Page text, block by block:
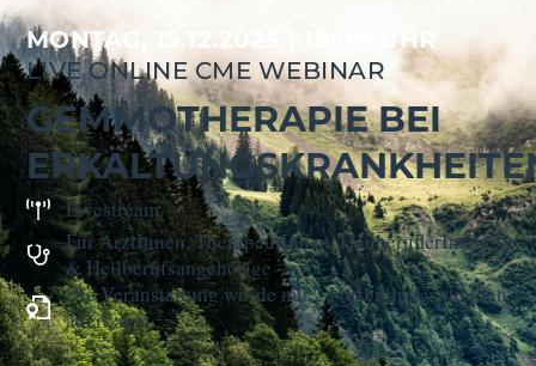
MONTAG, 15.12.2025 | 19:00 UHR
LIVE ONLINE CME WEBINAR
GEMMOTHERAPIE BEI
Livestream
Für ÄrztInnen, TherapeutInnen, HeilberuflerInnen
& Heilberufs­angehörige
Die Veranstaltung wurde mit 2 Fortbildungs­punkten
anerkannt2